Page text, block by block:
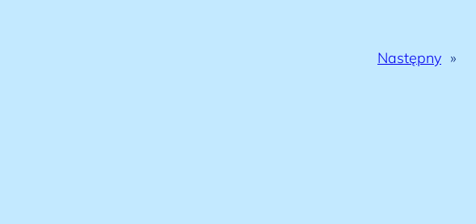
Następny »